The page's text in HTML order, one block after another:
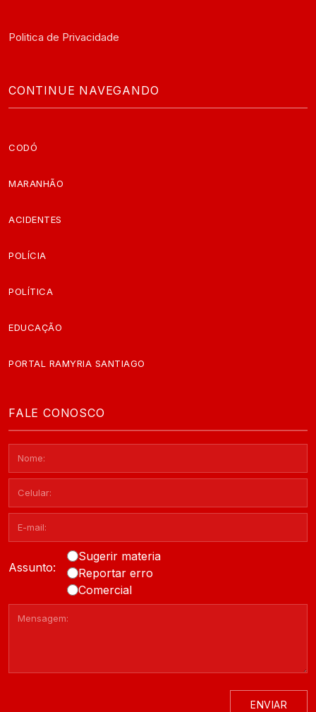
Politica de Privacidade
CONTINUE NAVEGANDO
CODÓ
MARANHÃO
ACIDENTES
POLÍCIA
POLÍTICA
EDUCAÇÃO
PORTAL RAMYRIA SANTIAGO
FALE CONOSCO
Assunto:
Sugerir materia
Reportar erro
Comercial
ENVIAR